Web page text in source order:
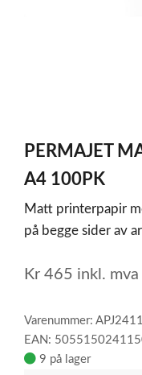
of
3
PERMAJET
A4 100PK
Matt printerpapir
på begge sider av
Kr 465 inkl. mva
Varenummer:
EAN:
9 på lager